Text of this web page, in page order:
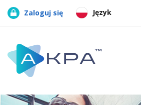
Język
Zaloguj się